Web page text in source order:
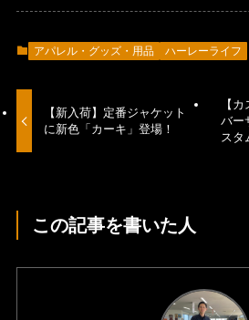
アパレル・グッズ・用品 ハーレーライフ
【新入荷】定番ジャケット
に新色「カーキ」登場！
【
バー
スタ
この記事を書いた人